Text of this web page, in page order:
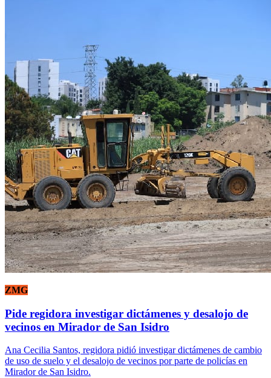
ZMG
Pide regidora investigar dictámenes y desalojo de
vecinos en Mirador de San Isidro
Ana Cecilia Santos, regidora pidió investigar dictámenes de cambio
de uso de suelo y el desalojo de vecinos por parte de policías en
Mirador de San Isidro.